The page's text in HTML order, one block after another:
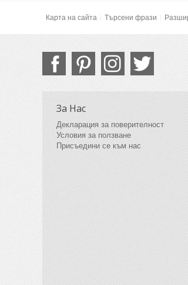
Карта на сайта Търсени фрази
За Нас
Декларация за поверителност
Условия за ползване
Присъедини се към нас